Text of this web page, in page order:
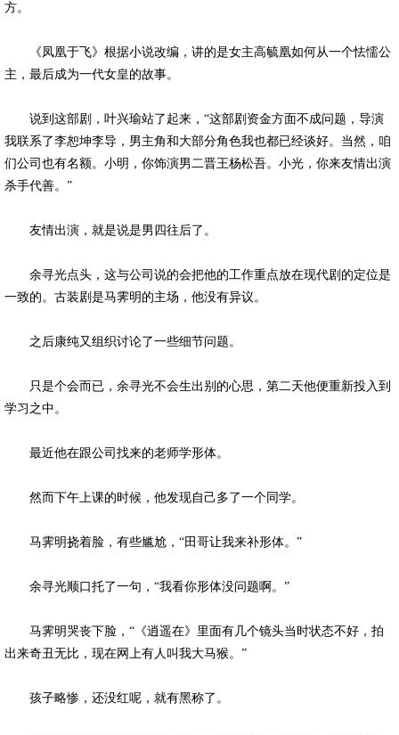
方。
《凤凰于飞》根据小说改编，讲的是女主高毓凰如何从一个怯懦公
主，最后成为一代女皇的故事。
说到这部剧，叶兴瑜站了起来，“这部剧资金方面不成问题，导演
我联系了李恕坤李导，男主角和大部分角色我也都已经谈好。当然，咱
们公司也有名额。小明，你饰演男二晋王杨松吾。小光，你来友情出演
杀手代善。”
友情出演，就是说是男四往后了。
余寻光点头，这与公司说的会把他的工作重点放在现代剧的定位是
一致的。古装剧是马霁明的主场，他没有异议。
之后康纯又组织讨论了一些细节问题。
只是个会而已，余寻光不会生出别的心思，第二天他便重新投入到
学习之中。
最近他在跟公司找来的老师学形体。
然而下午上课的时候，他发现自己多了一个同学。
马霁明挠着脸，有些尴尬，“田哥让我来补形体。”
余寻光顺口托了一句，“我看你形体没问题啊。”
马霁明哭丧下脸，“《逍遥在》里面有几个镜头当时状态不好，拍
出来奇丑无比，现在网上有人叫我大马猴。”
孩子略惨，还没红呢，就有黑称了。